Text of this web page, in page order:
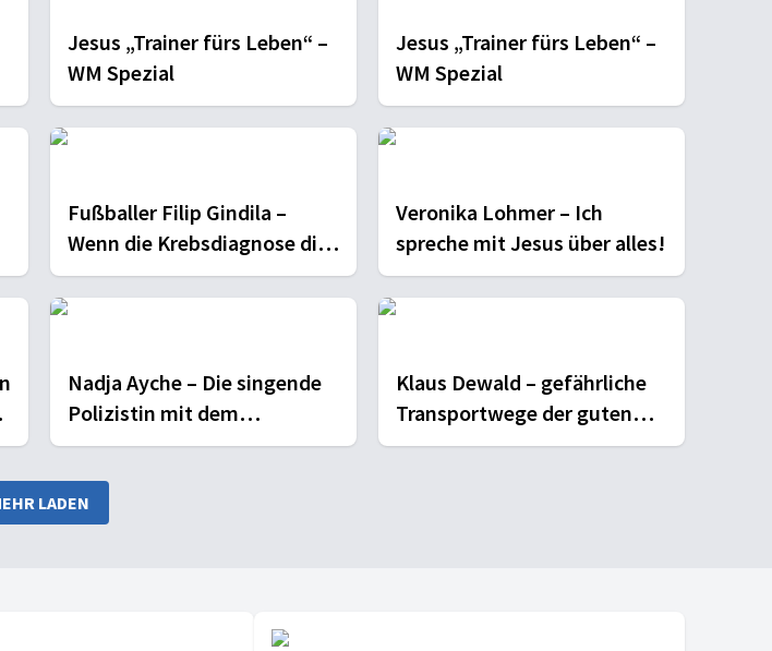
Jesus „Trainer fürs Leben“ –
WM Spezial
Jesus „Trainer fürs Leben“ –
WM Spezial
Fußballer Filip Gindila –
Wenn die Krebsdiagnose dich
wachküsst!
Veronika Lohmer – Ich
spreche mit Jesus über alles!
Nadja Ayche – Die singende
Polizistin mit dem
Riesenherz
Klaus Dewald – gefährliche
Transportwege der guten
Nachricht!
LADEN